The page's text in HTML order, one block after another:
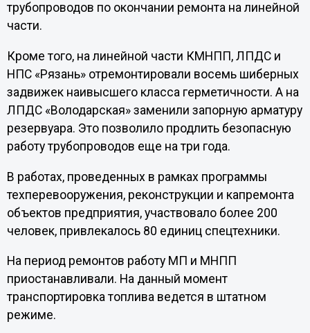
трубопроводов по окончании ремонта на линейной
части.
Кроме того, на линейной части КМНПП, ЛПДС и
НПС «Рязань» отремонтировали восемь шиберных
задвижек наивысшего класса герметичности. А на
ЛПДС «Володарская» заменили запорную арматуру
резервуара. Это позволило продлить безопасную
работу трубопроводов еще на три года.
В работах, проведенных в рамках программы
техперевооружения, реконструкции и капремонта
объектов предприятия, участвовало более 200
человек, привлекалось 80 единиц спецтехники.
На период ремонтов работу МП и МНПП
приостанавливали. На данный момент
транспортировка топлива ведется в штатном
режиме.